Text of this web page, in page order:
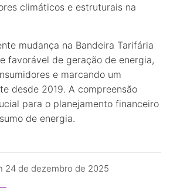
24 de dezembro de 2025
climáticos e estruturais na
mudança na Bandeira Tarifária
favorável de geração de energia,
e marcando um
desde 2019. A compreensão
para o planejamento financeiro
de energia.